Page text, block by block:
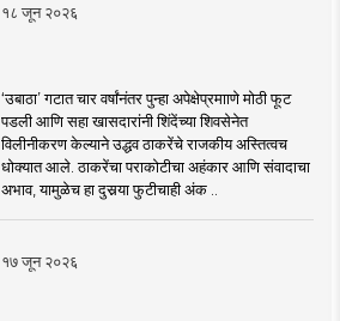
१८ जून २०२६
‘उबाठा’ गटात चार वर्षांनंतर पुन्हा अपेक्षेप्रमााणे मोठी फूट
पडली आणि सहा खासदारांनी शिंदेंच्या शिवसेनेत
विलीनीकरण केल्याने उद्धव ठाकरेंचे राजकीय अस्तित्वच
धोक्यात आले. ठाकरेंचा पराकोटीचा अहंकार आणि संवादाचा
अभाव, यामुळेच हा दुसर्‍या फुटीचाही अंक ..
१७ जून २०२६